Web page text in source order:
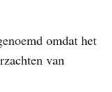
omdat het
van